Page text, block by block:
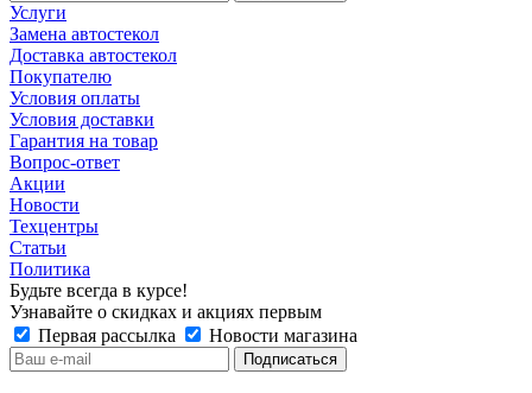
Услуги
Замена автостекол
Доставка автостекол
Покупателю
Условия оплаты
Условия доставки
Гарантия на товар
Вопрос-ответ
Акции
Новости
Техцентры
Статьи
Политика
Будьте всегда в курсе!
Узнавайте о скидках и акциях первым
Первая рассылка
Новости магазина